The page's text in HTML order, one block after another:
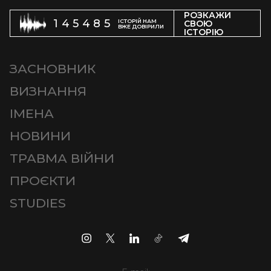
145485
ІСТОРІЙ НАМ
ВЖЕ ДОВІРИЛИ
РОЗКАЖИ
СВОЮ
ІСТОРІЮ
ЗАСНОВНИК
ВИЗНАННЯ
ІМЕНА
НОВИНИ
ТРАВМА ВІЙНИ
ПРОЄКТИ
STUDIES